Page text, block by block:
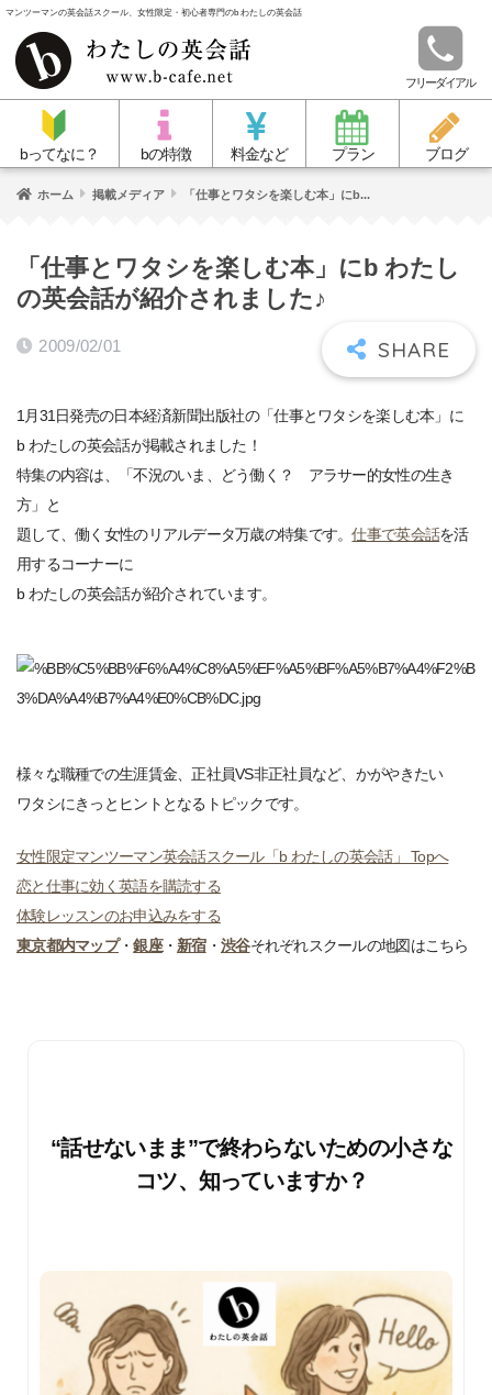
マンツーマンの英会話スクール、女性限定・初心者専門のb わたしの英会話
フリーダイアル
bってなに？ bの特徴 料金など プラン ブログ
ホーム 掲載メディア 「仕事とワタシを楽しむ本」にb...
「仕事とワタシを楽しむ本」にb わたし
の英会話が紹介されました♪
2009/02/01
1月31日発売の日本経済新聞出版社の「仕事とワタシを楽しむ本」に
b わたしの英会話が掲載されました！
特集の内容は、「不況のいま、どう働く？ アラサー的女性の生き
方」と
題して、働く女性のリアルデータ万歳の特集です。仕事で英会話を活
用するコーナーに
b わたしの英会話が紹介されています。
様々な職種での生涯賃金、正社員VS非正社員など、かがやきたい
ワタシにきっとヒントとなるトピックです。
女性限定マンツーマン英会話スクール「b わたしの英会話」 Topへ
恋と仕事に効く英語を購読する
体験レッスンのお申込みをする
東京都内マップ・銀座・新宿・ 渋谷それぞれスクールの地図はこちら
“話せないまま”で終わらないための小さな
コツ、知っていますか？